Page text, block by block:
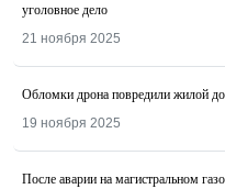
уголовное дело
21 ноября 2025
Обломки дрона повредили жилой
19 ноября 2025
После аварии на магистральном